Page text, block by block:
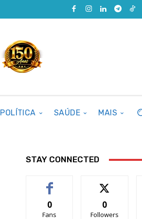
POLÍTICA SAÚDE MAIS
STAY CONNECTED
0
Fans
0
Followers